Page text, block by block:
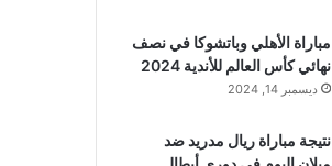
مباراة الأهلي وباتشوكا في نصف
نهائي كأس العالم للأندية 2024
ديسمبر 14, 2024
نتيجة مباراة ريال مدريد ضد